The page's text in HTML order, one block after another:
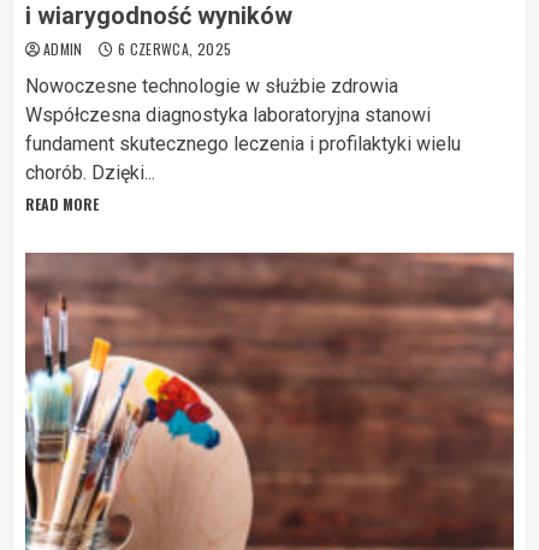
i wiarygodność wyników
ADMIN 6 CZERWCA, 2025
Nowoczesne technologie w służbie zdrowia
Współczesna diagnostyka laboratoryjna stanowi
fundament skutecznego leczenia i profilaktyki wielu
chorób. Dzięki...
READ MORE